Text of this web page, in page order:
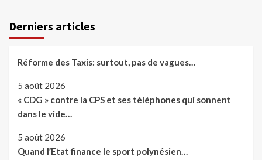
Derniers articles
Réforme des Taxis: surtout, pas de vagues…
5 août 2026
« CDG » contre la CPS et ses téléphones qui sonnent
dans le vide…
5 août 2026
Quand l’Etat finance le sport polynésien…